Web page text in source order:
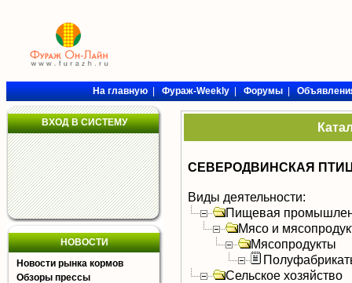
На главную|Фураж-Weekly|Форумы|
ВХОД В СИСТЕМУ
НОВОСТИ
Новости рынка кормов
Обзоры прессы
СЕВЕРОДВИНСКАЯ
Виды деятельности:
Пищевая
Мясо и
Мясопродукты
Сельское хозяйство